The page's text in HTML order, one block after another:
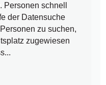
schnell
der Datensuche
zu suchen,
zugewiesen